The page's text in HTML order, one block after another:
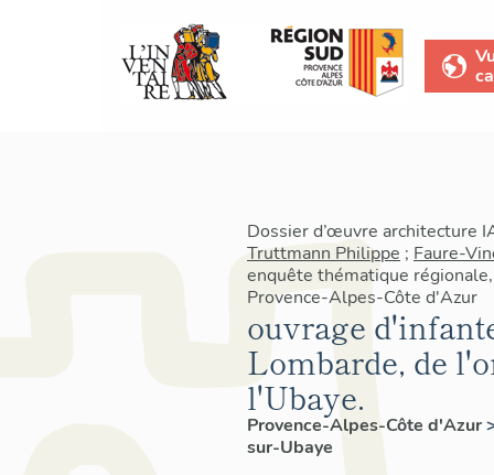
Dossier d’œuvre architecture
Truttmann Philippe ; Faure-
enquête thématique
Provence-Alpes-Côte d'Azur
ouvrage
Lombarde, de
l'Ubaye.
Provence-Alpes-Côte d'Azur
sur-Ubaye